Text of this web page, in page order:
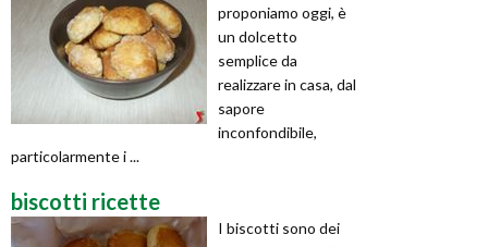
proponiamo oggi, è
un dolcetto
semplice da
realizzare in casa, dal
sapore
inconfondibile,
particolarmente i ...
biscotti ricette
I biscotti sono dei